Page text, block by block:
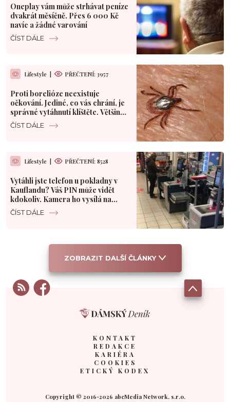
Oneplay vám může strhávat peníze
dvakrát měsíčně. Přes 6 000 Kč
navíc a žádné varování
ČÍST DÁLE
Lifestyle | PŘEČTENÍ: 3957
Proti borelióze neexistuje
očkování. Jediné, co vás chrání, je
správné vytáhnutí klíštěte. Většina
Čechů to dělá špatně
ČÍST DÁLE
Lifestyle | PŘEČTENÍ: 8528
Vytáhli jste telefon u pokladny v
Kauflandu? Váš PIN může vidět
kdokoliv. Kamera ho vysílá na
velký monitor
ČÍST DÁLE
ZOBRAZIT DALŠÍ ČLÁNKY
KONTAKT
REDAKCE
KARIÉRA
COOKIES
ETICKÝ KODEX
Copyright © 2016-2026 abcMedia Network, s.r.o.